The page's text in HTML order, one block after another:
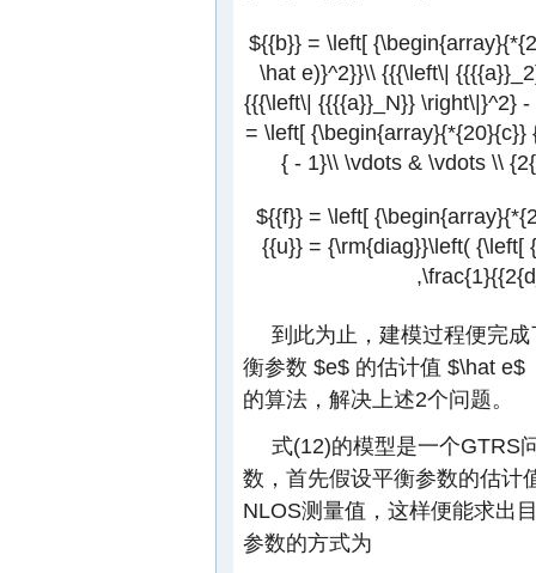
${{b}} = \left[
\hat e)}^2}}\\ {{{\left\|
{{{\left\| {{{{a}}_N}} \right\|}^2}
= \left[
{ - 1}\\ \vdots & \vdots \\
${{f}} = \left[
{{u}} = {\rm{diag}}\left( {\left[
到此为止，建模过程便完
衡参数 $e$ 的估计值 $\hat e$
的算法，解决上述2个问题。
式(12)的模型是一个GTRS
数，首先假设平衡参数的估计
NLOS测量值，这样便能求出
参数的方式为